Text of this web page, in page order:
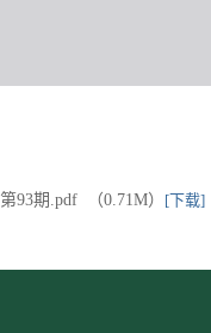
93期.pdf （0.71M） [下载]